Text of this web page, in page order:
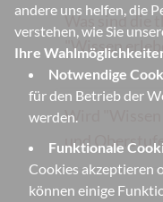
andere uns helfen, die
verstehen, wie Sie
Ihre
Notwendige
für den Betrieb der
werden.
Funktionale
Cookies akzeptieren
können einige
Was sind die
"Wissen
Wird "Wissen
und